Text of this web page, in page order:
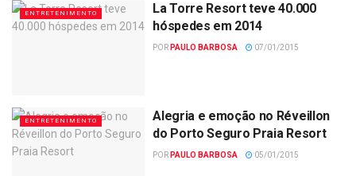
ENTRETENIMENTO
La Torre Resort teve 40.000
hóspedes em 2014
POR PAULO BARBOSA 07/01/2015
ENTRETENIMENTO
Alegria e emoção no Réveillon
do Porto Seguro Praia Resort
POR PAULO BARBOSA 05/01/2015